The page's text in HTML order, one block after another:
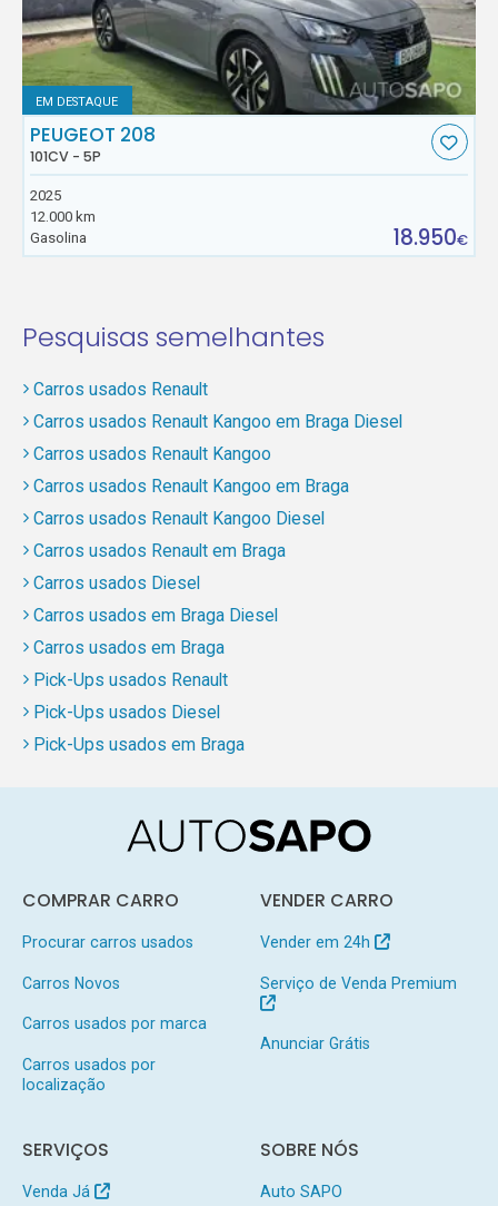
EM DESTAQUE
PEUGEOT 208
101CV - 5P
2025
12.000 km
Gasolina
18.950€
Pesquisas semelhantes
Carros usados Renault
Carros usados Renault Kangoo em Braga Diesel
Carros usados Renault Kangoo
Carros usados Renault Kangoo em Braga
Carros usados Renault Kangoo Diesel
Carros usados Renault em Braga
Carros usados Diesel
Carros usados em Braga Diesel
Carros usados em Braga
Pick-Ups usados Renault
Pick-Ups usados Diesel
Pick-Ups usados em Braga
COMPRAR CARRO
Procurar carros usados
Carros Novos
Carros usados por marca
Carros usados por
localização
VENDER CARRO
Vender em 24h
Serviço de Venda Premium
Anunciar Grátis
SERVIÇOS
Venda Já
SOBRE NÓS
Auto SAPO